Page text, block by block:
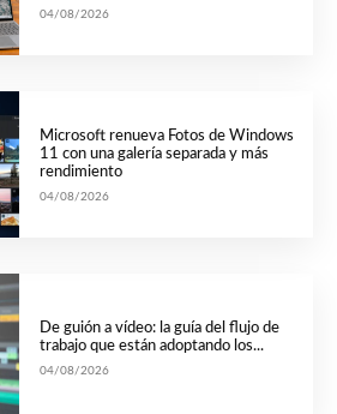
04/08/2026
Microsoft renueva Fotos de Windows
11 con una galería separada y más
rendimiento
04/08/2026
De guión a vídeo: la guía del flujo de
trabajo que están adoptando los...
04/08/2026